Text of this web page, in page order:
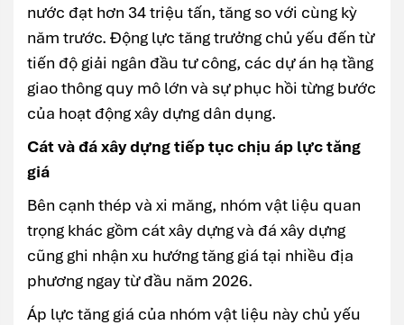
nước đạt hơn 34 triệu tấn, tăng so với cùng kỳ
năm trước. Động lực tăng trưởng chủ yếu đến từ
tiến độ giải ngân đầu tư công, các dự án hạ tầng
giao thông quy mô lớn và sự phục hồi từng bước
của hoạt động xây dựng dân dụng.
Cát và đá xây dựng tiếp tục chịu áp lực tăng
giá
Bên cạnh thép và xi măng, nhóm vật liệu quan
trọng khác gồm cát xây dựng và đá xây dựng
cũng ghi nhận xu hướng tăng giá tại nhiều địa
phương ngay từ đầu năm 2026.
Áp lực tăng giá của nhóm vật liệu này chủ yếu